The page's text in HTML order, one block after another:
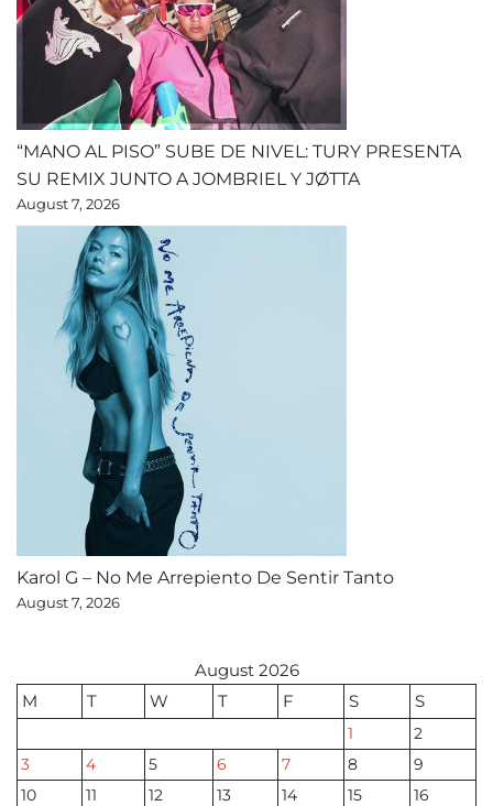
“MANO AL PISO” SUBE DE NIVEL: TURY PRESENTA
SU REMIX JUNTO A JOMBRIEL Y JØTTA
August 7, 2026
Karol G – No Me Arrepiento De Sentir Tanto
August 7, 2026
August 2026
M
T W T F S S
1
2
3
4 5 6 7 8
9
10
11 12 13 14 15
16